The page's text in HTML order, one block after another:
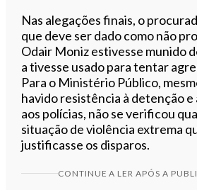
Nas alegações finais, o
que deve ser dado como não
Odair Moniz estivesse munido
a tivesse usado para tentar
Para o Ministério Público,
havido resistência à detenção e
aos polícias, não se verificou
situação de violência extrema
justificasse os disparos.
CONTINUE A LER APÓS A